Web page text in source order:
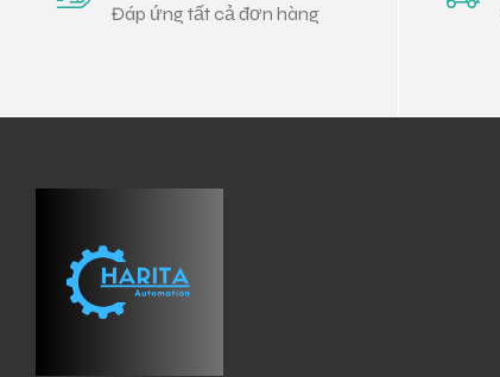
Đáp ứng tất cả đơn hàng